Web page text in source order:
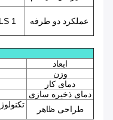
عملکرد دو طرفه
ابعاد
وزن
دمای کار
دمای ذخیره سازی
طراحی ظاهر